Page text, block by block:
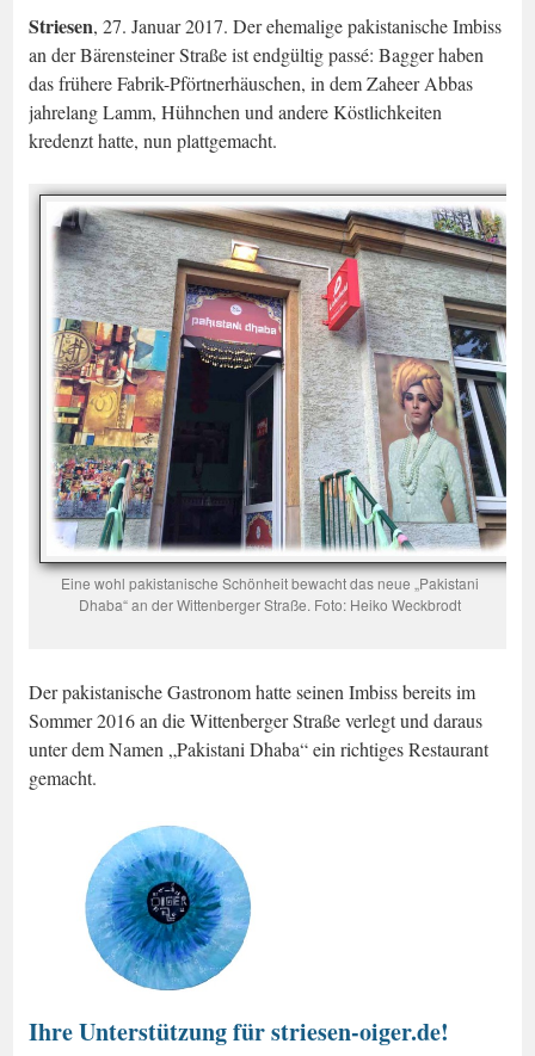
Striesen, 27. Januar 2017. Der ehemalige pakistanische Imbiss
an der Bärensteiner Straße ist endgültig passé: Bagger haben
das frühere Fabrik-Pförtnerhäuschen, in dem Zaheer Abbas
jahrelang Lamm, Hühnchen und andere Köstlichkeiten
kredenzt hatte, nun plattgemacht.
Eine wohl pakistanische Schönheit bewacht das neue „Pakistani
Dhaba“ an der Wittenberger Straße. Foto: Heiko Weckbrodt
Der pakistanische Gastronom hatte seinen Imbiss bereits im
Sommer 2016 an die Wittenberger Straße verlegt und daraus
unter dem Namen „Pakistani Dhaba“ ein richtiges Restaurant
gemacht.
Ihre Unterstützung für striesen-oiger.de!